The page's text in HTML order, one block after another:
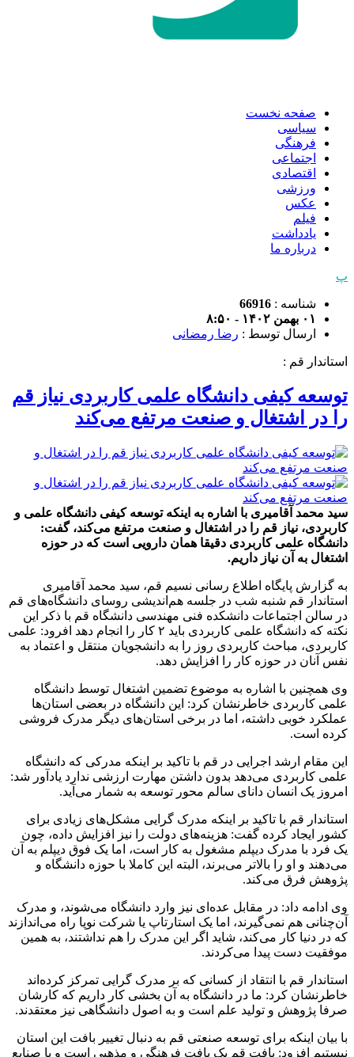
صفحه نخست
سیاسی
فرهنگی
اجتماعی
اقتصادی
ورزشی
عکس
فیلم
یادداشت
درباره ما
پ
شناسه : 66916
۰۱ بهمن ۱۴۰۲ - ۸:۵۰
ارسال توسط : رضا رمضانی
استاندار قم :
توسعه کیفی دانشگاه علمی کاربردی نیاز قم
را در اشتغال و صنعت مرتفع می‌کند
سید محمد آقامیری با اشاره به اینکه توسعه کیفی دانشگاه علمی و
کاربردی، نیاز قم را در اشتغال و صنعت مرتفع می‌کند، گفت:
دانشگاه علمی کاربردی دقیقا همان دارویی است که در حوزه
اشتغال به آن نیاز داریم.
به گزارش پایگاه اطلاع رسانی نسیم قم، سید محمد آقامیری
استاندار قم شنبه شب در جلسه هم‌اندیشی روسای دانشگاه‌های قم
در سالن اجتماعات دانشکده فنی مهندسی دانشگاه قم با ذکر این
نکته که دانشگاه علمی کاربردی باید ۲ کار را انجام دهد افرود: علمی
کاربردی، مباحث کاربردی روز را به دانشجویان منتقل و اعتماد به
نفس آنان در حوزه کار را افزایش دهد.
وی همچنین با اشاره به موضوع تضمین اشتغال توسط دانشگاه
علمی کاربردی خاطرنشان کرد: این دانشگاه در بعضی استان‌ها
عملکرد خوبی داشته، اما در برخی استان‌های دیگر مدرک فروشی
کرده است.
این مقام ارشد اجرایی در قم با تاکید بر اینکه مدرکی که دانشگاه‌
علمی کاربردی می‌دهد بدون داشتن مهارت‌ ارزشی ندارد یادآور شد:
امروز یک انسان دانای سالم محور توسعه به شمار می‌آید.
استاندار قم با تاکید بر اینکه مدرک‌ گرایی مشکل‌های زیادی برای
کشور ایجاد کرده گفت: هزینه‌های دولت را نیز افزایش داده، چون
یک فرد با مدرک دیپلم مشغول به کار است، اما یک فوق دیپلم به آن
می‌دهند و او را بالاتر می‌برند، البته این کاملا با حوزه دانشگاه و
پژوهش فرق می‌کند.
وی ادامه داد: در مقابل عده‌ای نیز وارد دانشگاه می‌شوند، و مدرک
آن‌چنانی هم نمی‌گیرند، اما یک استارتاپ یا شرکت نوپا راه‌ می‌اندازند
که در دنیا کار می‌کند، شاید اگر این مدرک را هم نداشتند، به همین
موفقیت دست پیدا می‌کردند.
استاندار قم با انتقاد از کسانی که بر مدرک گرایی تمرکز کرده‌اند
خاطرنشان کرد: ما در دانشگاه به آن بخشی کار داریم که کارشان
صرفا پژوهش و تولید علم است و به اصول دانشگاهی نیز معتقدند.
با بیان اینکه برای توسعه صنعتی قم به دنبال تغییر بافت این استان
نیستیم افزود: بافت قم یک بافت فرهنگی و مذهبی است و با صنایع